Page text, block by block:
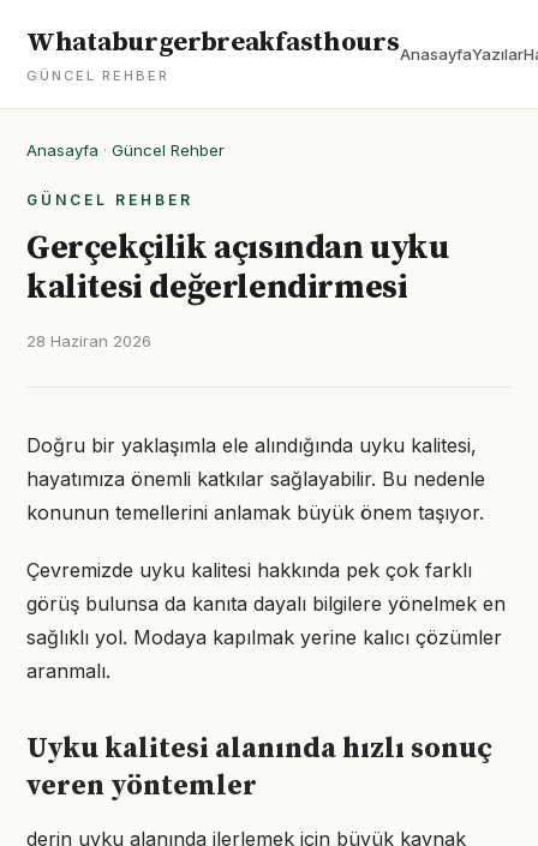
Whataburgerbreakfasthours
GÜNCEL REHBER
AnasayfaYazılar
Anasayfa · Güncel Rehber
GÜNCEL REHBER
Gerçekçilik açısından uyku
kalitesi değerlendirmesi
28 Haziran 2026
Doğru bir yaklaşımla ele alındığında uyku kalitesi,
hayatımıza önemli katkılar sağlayabilir. Bu nedenle
konunun temellerini anlamak büyük önem taşıyor.
Çevremizde uyku kalitesi hakkında pek çok farklı
görüş bulunsa da kanıta dayalı bilgilere yönelmek en
sağlıklı yol. Modaya kapılmak yerine kalıcı çözümler
aranmalı.
Uyku kalitesi alanında hızlı sonuç
veren yöntemler
derin uyku alanında ilerlemek için büyük kaynak